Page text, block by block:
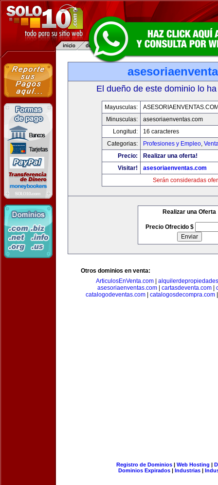
El dueño de este dominio lo
Mayusculas:
Minusculas:
asesoriaenventas.com
Longitud:
16 caracteres
Categorias:
Profesiones y Empleo,
Precio:
Realizar una oferta!
Visitar!
asesoriaenventas.com
Serán consideradas
Realizar una Oferta
Precio Ofrecido $
Otros dominios en venta:
ArticulosEnVenta.com|
asesoriaenventas.com
cartasdeventa.com
catalogodeventas.com
catalogosdecompra.com
Registro de Dominios| Web Hosting |
Dominios Expirados | Industrias |